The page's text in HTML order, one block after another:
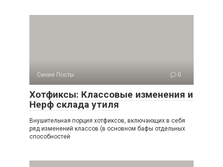
Синие Посты 0
Хотфиксы: Классовые изменения и
Нерф склада утиля
Внушительная порция хотфиксов, включающих в себя
ряд изменений классов (в основном бафы отдельных
способностей